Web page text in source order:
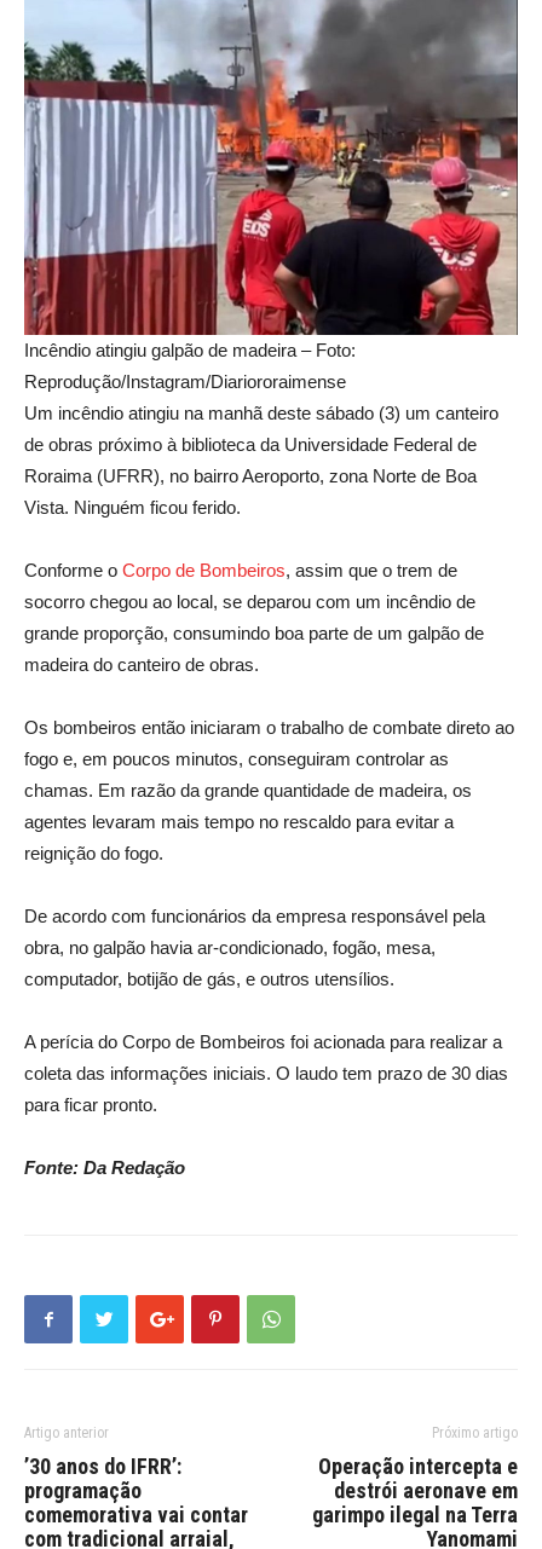
Incêndio atingiu galpão de madeira – Foto:
Reprodução/Instagram/Diariororaimense
Um incêndio atingiu na manhã deste sábado (3) um canteiro
de obras próximo à biblioteca da Universidade Federal de
Roraima (UFRR), no bairro Aeroporto, zona Norte de Boa
Vista. Ninguém ficou ferido.
Conforme o Corpo de Bombeiros, assim que o trem de
socorro chegou ao local, se deparou com um incêndio de
grande proporção, consumindo boa parte de um galpão de
madeira do canteiro de obras.
Os bombeiros então iniciaram o trabalho de combate direto ao
fogo e, em poucos minutos, conseguiram controlar as
chamas. Em razão da grande quantidade de madeira, os
agentes levaram mais tempo no rescaldo para evitar a
reignição do fogo.
De acordo com funcionários da empresa responsável pela
obra, no galpão havia ar-condicionado, fogão, mesa,
computador, botijão de gás, e outros utensílios.
A perícia do Corpo de Bombeiros foi acionada para realizar a
coleta das informações iniciais. O laudo tem prazo de 30 dias
para ficar pronto.
Fonte: Da Redação
Artigo anterior
’30 anos do IFRR’:
programação
comemorativa vai contar
com tradicional arraial,
Próximo artigo
Operação intercepta e
destrói aeronave em
garimpo ilegal na Terra
Yanomami